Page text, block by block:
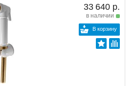
33 640 р.
в наличии
В корзину